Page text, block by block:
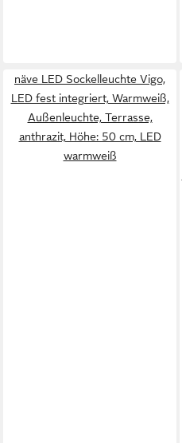
näve LED Sockelleuchte Vigo,
LED fest integriert, Warmweiß,
Außenleuchte, Terrasse,
anthrazit, Höhe: 50 cm, LED
warmweiß